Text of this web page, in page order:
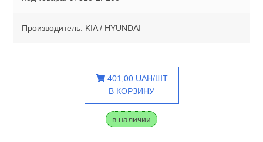
Производитель: KIA / HYUNDAI
401,00 UAH/ШТ
В КОРЗИНУ
в наличии